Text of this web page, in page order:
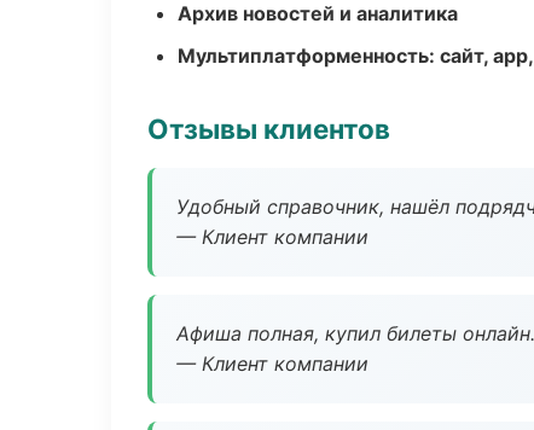
Архив новостей и аналитика
Мультиплатформенность: сайт,
Отзывы клиентов
Удобный справочник, нашёл
— Клиент компании
Афиша полная, купил билеты
— Клиент компании